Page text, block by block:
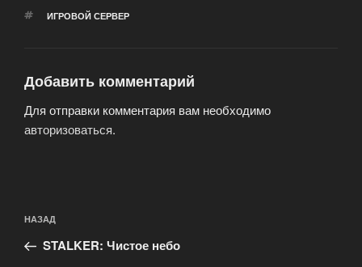
МЕТКИ
ИГРОВОЙ СЕРВЕР
Добавить комментарий
Для отправки комментария вам необходимо
авторизоваться.
по
записям
Предыдущая
запись:
НАЗАД
STALKER: Чистое небо